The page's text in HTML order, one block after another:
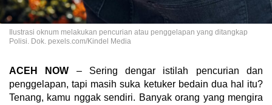
Ilustrasi oknum melakukan pencurian atau penggelapan yang ditangkap
Polisi. Dok. pexels.com/Kindel Media
ACEH NOW – Sering dengar istilah pencurian dan
penggelapan, tapi masih suka ketuker bedain dua hal itu?
Tenang, kamu nggak sendiri. Banyak orang yang mengira